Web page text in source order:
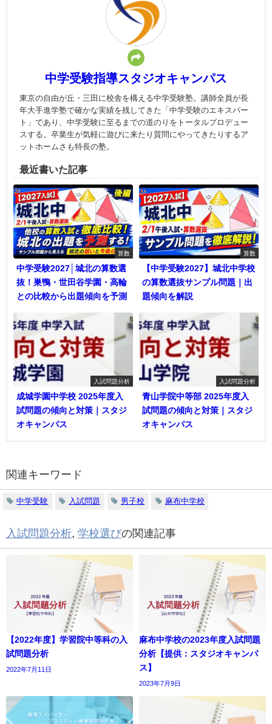
中学受験指導スタジオキャンパス
東京の自由が丘・三田に校舎を構える中学受験塾。講師全員が長
年大手進学塾で確かな実績を残してきた「中学受験のエキスパー
ト」であり、中学受験に至るまでの道のりをトータルプロデュー
スする。卒業生が気軽に遊びに来たり質問にやってきたりするア
ットホームさも特長の塾。
最近書いた記事
算数
中学受験2027│城北の算数選
抜！巣鴨・世田谷学園・高輪
との比較から出題傾向を予測
算数
【中学受験2027】城北中学校
の算数選抜サンプル問題｜出
題傾向を解説
入試問題分析
成城学園中学校 2025年度入
試問題の傾向と対策｜スタジ
オキャンパス
入試問題分析
青山学院中等部 2025年度入
試問題の傾向と対策｜スタジ
オキャンパス
関連キーワード
中学受験 入試問題 男子校 麻布中学校
入試問題分析 学校選びの関連記事
【2022年度】学習院中等科の入
試問題分析
2022年7月11日
麻布中学校の2023年度入試問題
分析【提供：スタジオキャンパ
ス】
2023年7月9日